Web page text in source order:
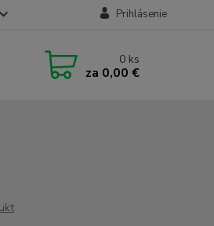
Prihlásenie
0 ks
za 0,00 €